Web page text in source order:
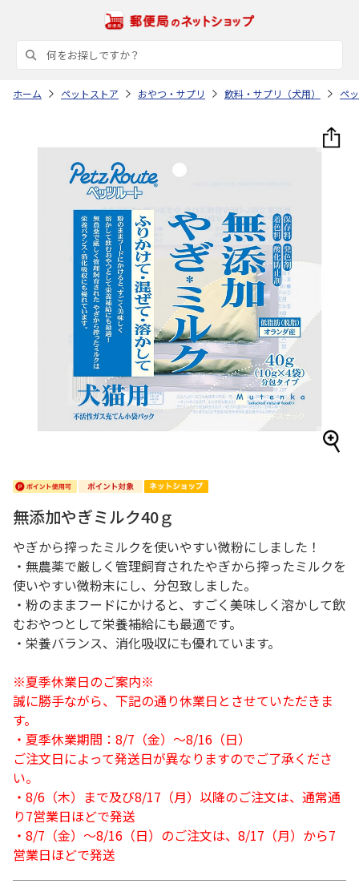
ホーム ペットストア おやつ・サプリ 飲料・サプリ（犬用） ペ
無添加やぎミルク40ｇ
やぎから搾ったミルクを使いやすい微粉にしました！
・無農薬で厳しく管理飼育されたやぎから搾ったミルクを
使いやすい微粉末にし、分包致しました。
・粉のままフードにかけると、すごく美味しく溶かして飲
むおやつとして栄養補給にも最適です。
・栄養バランス、消化吸収にも優れています。
※夏季休業日のご案内※
誠に勝手ながら、下記の通り休業日とさせていただきま
す。
・夏季休業期間：8/7（金）～8/16（日）
ご注文日によって発送日が異なりますのでご了承くださ
い。
・8/6（木）まで及び8/17（月）以降のご注文は、通常通
り7営業日ほどで発送
・8/7（金）～8/16（日）のご注文は、8/17（月）から7
営業日ほどで発送